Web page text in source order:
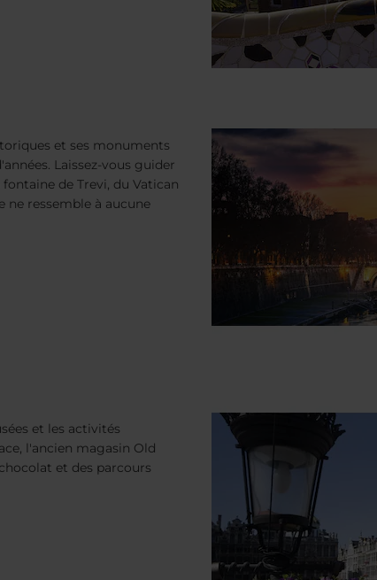
et ses monuments
Laissez-vous guider
de Trevi, du Vatican
ne ressemble à aucune
et les activités
l'ancien magasin Old
et des parcours